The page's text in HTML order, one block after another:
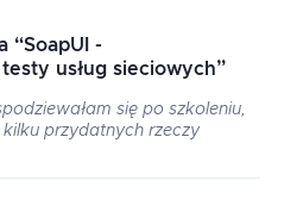
“SoapUI -
usług sieciowych”
się po szkoleniu,
kilku przydatnych rzeczy